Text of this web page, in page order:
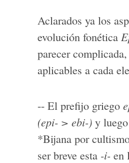
Aclarados ya los
evolución fonética
parecer
aplicables a cada
-- El prefijo griego
(epi- > ebi-) y
*Bijana por
ser breve esta -i- en